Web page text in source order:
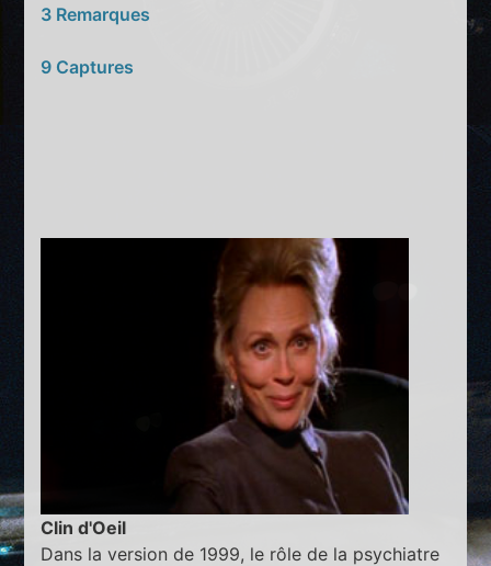
3 Remarques
9 Captures
Clin d'Oeil
Dans la version de 1999, le rôle de la psychiatre